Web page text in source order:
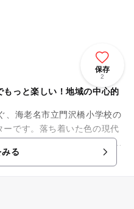
保存
2
もっと楽しい！地域の中心的
、海老名市立門沢橋小学校の
です。落ち着いた色の現代
る